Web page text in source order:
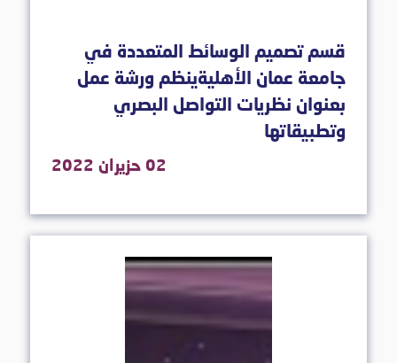
قسم تصميم الوسائط المتعددة في
جامعة عمان الأهليةينظم ورشة عمل
بعنوان نظريات التواصل البصري
وتطبيقاتها
02 حزيران 2022